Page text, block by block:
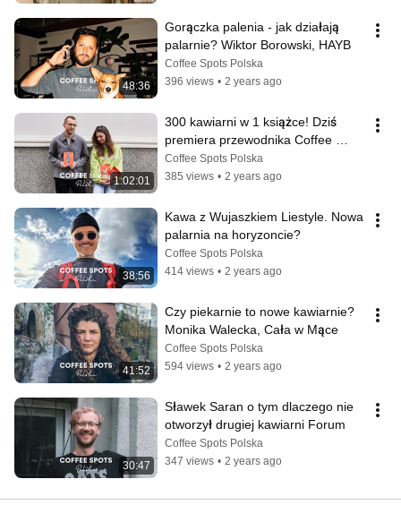
48:36
Gorączka palenia - jak działają
palarnie? Wiktor Borowski, HAYB
Coffee Spots Polska
396 views • 2 years ago
1:02:01
300 kawiarni w 1 książce! Dziś
premiera przewodnika Coffee
Spots Polska 2024/25
Coffee Spots Polska
385 views • 2 years ago
38:56
Kawa z Wujaszkiem Liestyle. Nowa
palarnia na horyzoncie?
Coffee Spots Polska
414 views • 2 years ago
41:52
Czy piekarnie to nowe kawiarnie?
Monika Walecka, Cała w Mące
Coffee Spots Polska
594 views • 2 years ago
30:47
Sławek Saran o tym dlaczego nie
otworzył drugiej kawiarni Forum
Coffee Spots Polska
347 views • 2 years ago